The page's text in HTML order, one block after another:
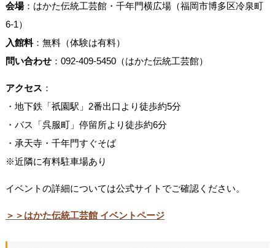
会場：はかた伝統工芸館・千年門横広場（福岡市博多区冷泉町
6-1）
入館料：無料（体験は有料）
問い合わせ：092-409-5450（はかた伝統工芸館）
アクセス ：
・地下鉄「祇園駅」2番出口より徒歩約5分
・バス「呉服町」停留所より徒歩約6分
・承天寺・千年門すぐそば
※近隣に有料駐車場あり
イベントの詳細については公式サイトでご確認ください。
＞＞はかた伝統工芸館 イベントページ